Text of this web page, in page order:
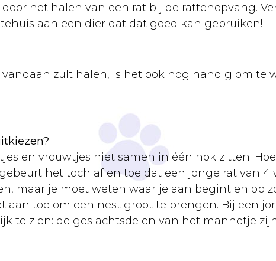
het halen van een rat bij de rattenopvang.
aan een dier dat dat goed kan gebruiken!
zult halen, is het ook nog handig om te
en vrouwtjes niet samen in één hok zitten.
het toch af en toe dat een jonge rat van 4
maar je moet weten waar je aan begint en op
toe om een nest groot te brengen. Bij een
te zien: de geslachtsdelen van het mannetje